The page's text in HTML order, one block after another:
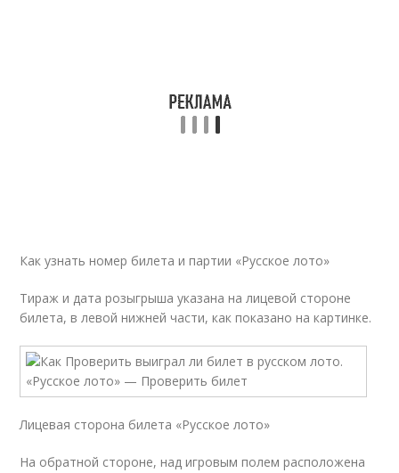
Как узнать номер билета и партии «Русское лото»
Тираж и дата розыгрыша указана на лицевой стороне
билета, в левой нижней части, как показано на картинке.
Лицевая сторона билета «Русское лото»
На обратной стороне, над игровым полем расположена